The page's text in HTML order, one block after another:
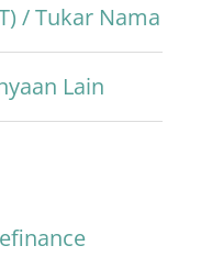
/ Tukar Nama
Lain